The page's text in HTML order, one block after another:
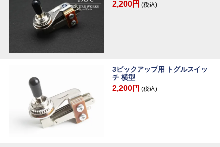
2,200円 (税込)
3ピックアップ用 トグルスイッ
チ 横型
2,200円 (税込)